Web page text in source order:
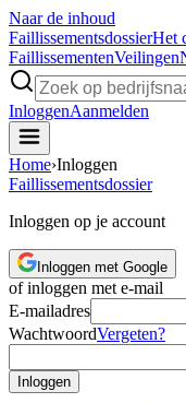
Naar de inhoud
FaillissementsdossierHet
FaillissementenVeilingen
InloggenAanmelden
Home›Inloggen
Faillissementsdossier
Inloggen op je account
Inloggen met Google
of inloggen met e-mail
E-mailadres
WachtwoordVergeten?
Inloggen